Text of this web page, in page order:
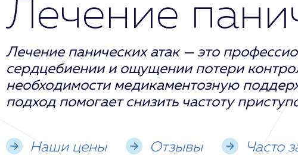
Лечение
Лечение панических атак — это
сердцебиении и ощущении потери
необходимости медикаментозную
подход помогает снизить частоту
Наши цены Отзывы Часто